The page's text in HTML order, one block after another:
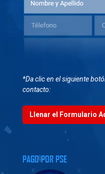
*Da clic en el siguiente
contacto:
Llenar el Formulario
PAGO POR PSE